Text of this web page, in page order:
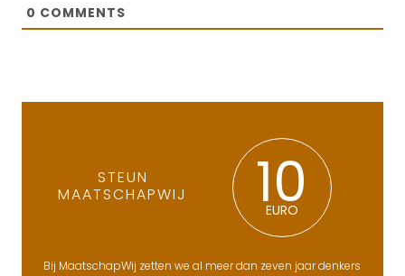
0 COMMENTS
STEUN
MAATSCHAPWIJ
10
EURO
Bij MaatschapWij zetten we al meer dan zeven jaar denkers